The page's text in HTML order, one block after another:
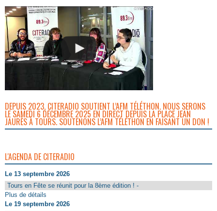
DEPUIS 2023, CITERADIO SOUTIENT L’AFM TÉLÉTHON. NOUS SERONS
LE SAMEDI 6 DÉCEMBRE 2025 EN DIRECT DEPUIS LA PLACE JEAN
JAURÈS À TOURS. SOUTENONS L’AFM TÉLÉTHON EN FAISANT UN DON !
L'AGENDA DE CITERADIO
Le 13 septembre 2026
Tours en Fête se réunit pour la 8ème édition ! -
Plus de détails
Le 19 septembre 2026